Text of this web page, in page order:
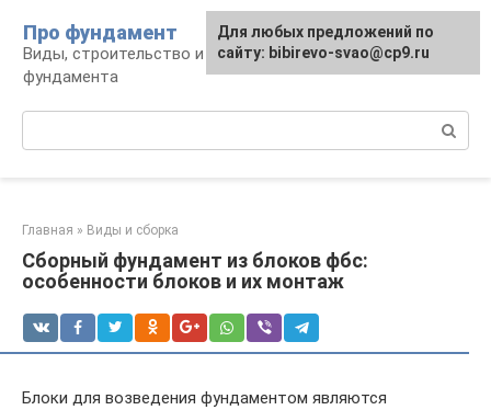
контенту
Про фундамент
Виды, строительство и обустройство
фундамента
Главная » Виды и сборка
Сборный фундамент из блоков фбс:
особенности блоков и их монтаж
Блоки для возведения фундаментом являются
Для любых предложений по
сайту: bibirevo-svao@cp9.ru